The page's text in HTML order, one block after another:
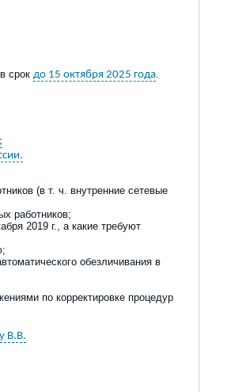
срок до 15 октября 2025 года
(в т. ч. внутренние сетевые
работников;
2019 г., а какие требуют
обезличивания в
по корректировке процедур
В.В.